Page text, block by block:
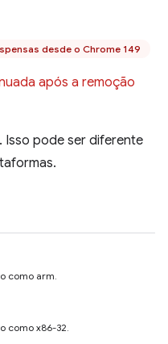
desde o Chrome 149
após a remoção
Isso pode ser diferente
como arm.
como x86-32.